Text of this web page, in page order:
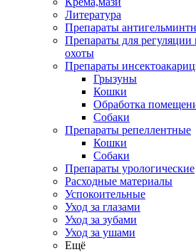
Литература
Препараты
Препараты для регуляции
охоты
Препараты
Грызуны
Кошки
Обработка
Собаки
Препараты репеллентные
Кошки
Собаки
Препараты урологические
Расходные материалы
Успокоительные
Уход за глазами
Уход за зубами
Уход за ушами
Ещё